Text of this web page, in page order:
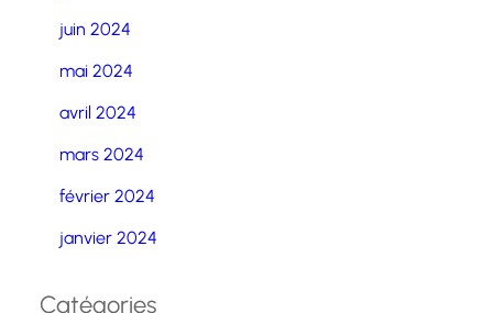
juin 2024
mai 2024
avril 2024
mars 2024
février 2024
janvier 2024
Catégories